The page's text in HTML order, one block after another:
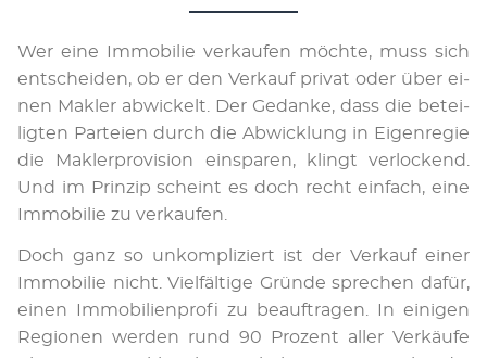
Wer ei­ne Im­mo­bi­lie ver­kau­fen möch­te, muss sich
ent­schei­den, ob er den Ver­kauf pri­vat oder über ei­
nen Mak­ler ab­wi­ckelt. Der Ge­dan­ke, dass die be­tei­
lig­ten Par­tei­en durch die Ab­wick­lung in Ei­gen­re­gie
die Mak­ler­pro­vi­si­on ein­spa­ren, klingt ver­lo­ckend.
Und im Prin­zip scheint es doch recht ein­fach, eine
Im­mo­bi­lie zu ver­kau­fen.
Doch ganz so un­kom­pli­ziert ist der Ver­kauf ei­ner
Im­mo­bi­lie nicht. Viel­fäl­ti­ge Gründe spre­chen dafür,
einen Im­mo­bi­lien­pro­fi zu be­auf­tra­gen. In eini­gen
Re­gio­nen werden rund 90 Prozent aller Verkäufe